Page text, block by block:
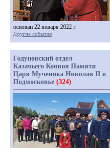
основан 22 января 2022 г.
Другие события
Годуновский отдел
Казачьего Конвоя Памяти
Царя Мученика Николая II в
Подмосковье (324)